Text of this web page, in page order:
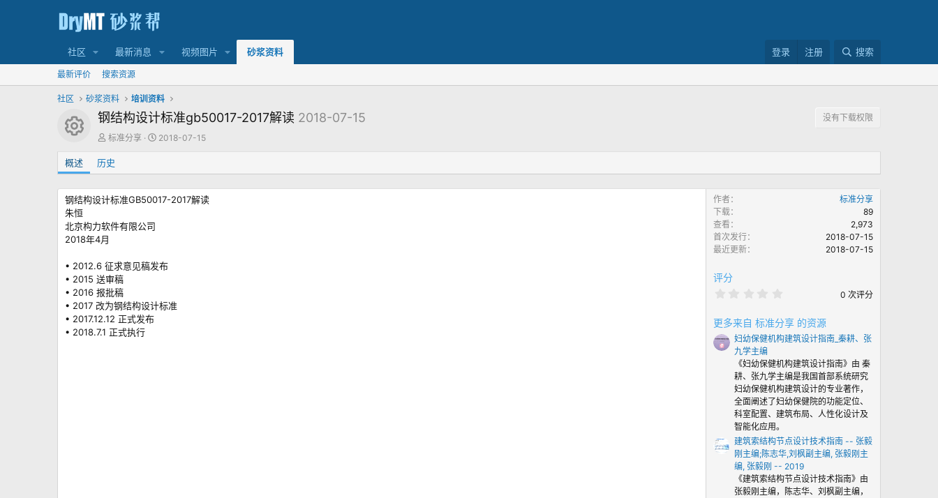
社区 最新消息 视频图片 砂浆资料 登录 注册 搜索
最新评价 搜索资源
社区 砂浆资料 培训资料
资源图标
钢结构设计标准gb50017-2017解读 2018-07-15
没有下载权限
作
标准分享
创
期
2018-07-15
概述 历史
钢结构设计标准GB50017-2017解读
朱恒
北京构力软件有限公司
2018年4月
• 2012.6 征求意见稿发布
• 2015 送审稿
• 2016 报批稿
• 2017 改为钢结构设计标准
• 2017.12.12 正式发布
• 2018.7.1 正式执行
作者
标准分享
下载
89
查看
2,973
首次发行
2018-07-15
最近更新
2018-07-15
评分
0
颗
星
0 次评分
更多来自 标准分享 的资源
妇幼保健机构建筑设计指南_秦耕、张
九学主编
《妇幼保健机构建筑设计指南》由 秦
耕、张九学主编是我国首部系统研究
妇幼保健机构建筑设计的专业著作，
全面阐述了妇幼保健院的功能定位、
科室配置、建筑布局、人性化设计及
智能化应用。
建筑索结构节点设计技术指南 -- 张毅
刚主编;陈志华,刘枫副主编, 张毅刚主
编, 张毅刚 -- 2019
《建筑索结构节点设计技术指南》由
张毅刚主编，陈志华、刘枫副主编，